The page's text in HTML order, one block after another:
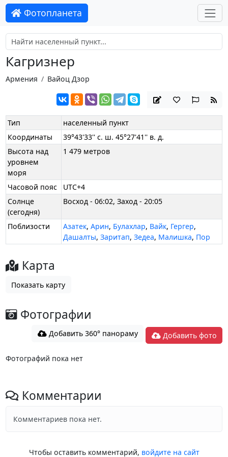
Фотопланета
Кагризнер
Армения Вайоц Дзор
Тип
населенный пункт
Координаты
39°43'33'' с. ш. 45°27'41'' в. д.
Высота над
уровнем
моря
1 479 метров
Часовой пояс
UTC+4
Солнце
(сегодня)
Восход - 06:02, Заход - 20:05
Поблизости Азатек,Арин, Булахлар, Вайк, Гергер,
Дашалты,Заритап,Зедеа, Малишка, Пор
Карта
Показать карту
Фотографии
Добавить 360° панораму Добавить фото
Фотографий пока нет
Комментарии
Комментариев пока нет.
Чтобы оставить комментарий, войдите на сайт